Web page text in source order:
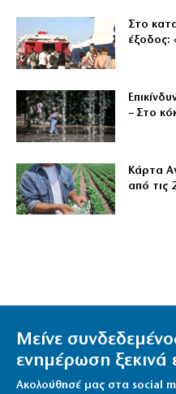
Στο
έξοδος:
– Στο
Κάρτα
από τις
Μείνε
ενημέρωση ξεκινά
Ακολούθησέ μας στα social